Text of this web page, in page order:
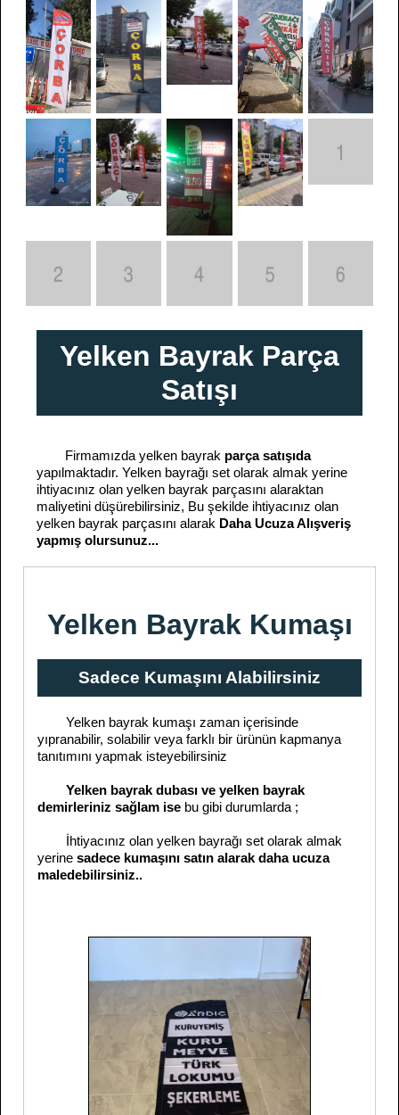
Yelken Bayrak Parça
Satışı
Firmamızda yelken bayrak parça satışıda
yapılmaktadır. Yelken bayrağı set olarak almak yerine
ihtiyacınız olan yelken bayrak parçasını alaraktan
maliyetini düşürebilirsiniz, Bu şekilde ihtiyacınız olan
yelken bayrak parçasını alarak Daha Ucuza Alışveriş
yapmış olursunuz...
Yelken Bayrak Kumaşı
Sadece Kumaşını Alabilirsiniz
Yelken bayrak kumaşı zaman içerisinde
yıpranabilir, solabilir veya farklı bir ürünün kapmanya
tanıtımını yapmak isteyebilirsiniz
Yelken bayrak dubası ve yelken bayrak
demirleriniz sağlam ise bu gibi durumlarda ;
İhtiyacınız olan yelken bayrağı set olarak almak
yerine sadece kumaşını satın alarak daha ucuza
maledebilirsiniz..